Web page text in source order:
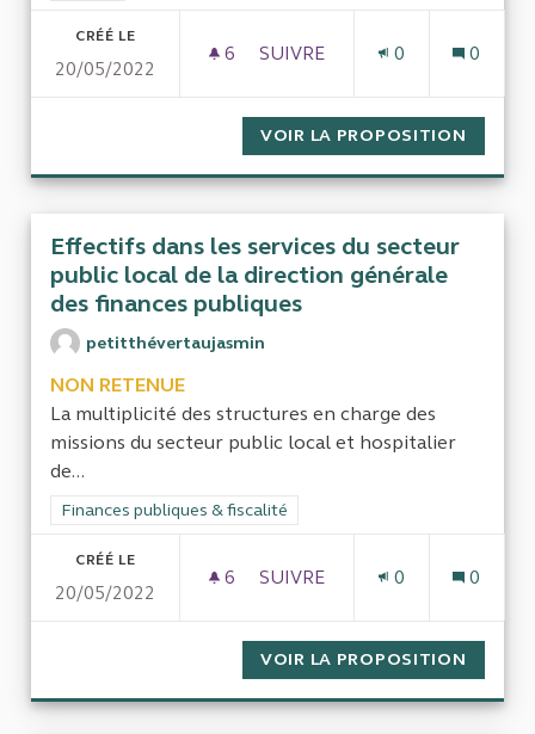
CRÉÉ LE
20/05/2022
6 6 ABONNÉS
SUIVRE
0 0
VOIR LA PROPOSITION
Effectifs dans les services du secteur
public local de la direction générale
des finances publiques
petitthévertaujasmin
NON RETENUE
La multiplicité des structures en charge des
missions du secteur public local et hospitalier
de...
Filtrer les résultats de la catégorie : Finances publiques &
Finances publiques & fiscalité
CRÉÉ LE
20/05/2022
6 6 ABONNÉS
SUIVRE
0 0
VOIR LA PROPOSITION